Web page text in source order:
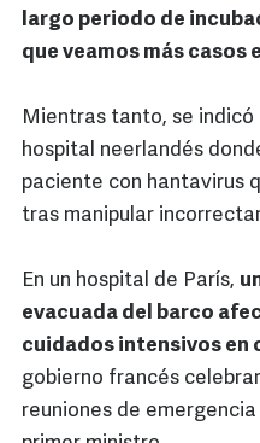
largo periodo de
que veamos más casos
Mientras tanto, se indicó
hospital neerlandés
paciente con hantavirus
tras manipular
En un hospital de París,
evacuada del barco
cuidados intensivos en
gobierno francés
reuniones de